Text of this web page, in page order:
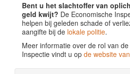
Bent u het slachtoffer van
geld kwijt? De Economische
helpen bij geleden schade of
aangifte bij de lokale politie.
Meer informatie over de rol van
Inspectie vindt u op de website